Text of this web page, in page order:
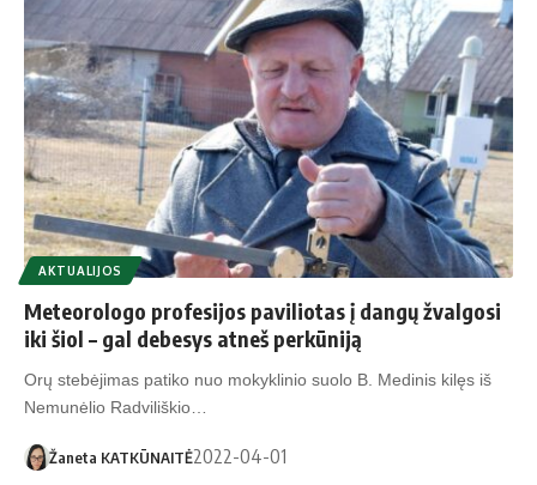
AKTUALIJOS
Meteorologo profesijos paviliotas į dangų žvalgosi
iki šiol – gal debesys atneš perkūniją
Orų stebėjimas patiko nuo mokyklinio suolo B. Medinis kilęs iš
Nemunėlio Radviliškio…
Žaneta KATKŪNAITĖ2022-04-01